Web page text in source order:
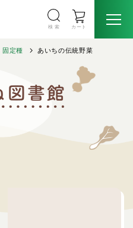
検 索 カート
固定種 あいちの伝統野菜